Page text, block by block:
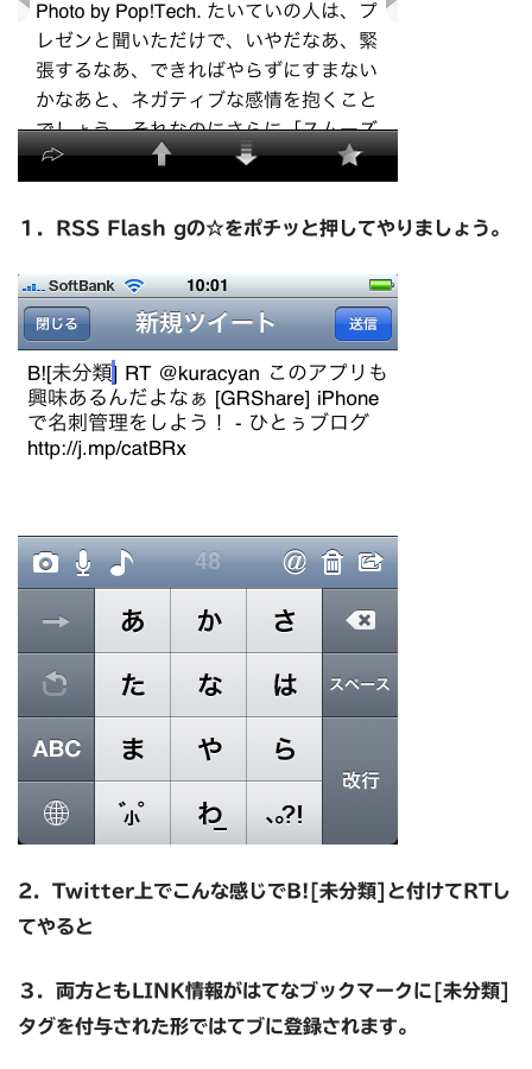
１．RSS Flash gの☆をポチッと押してやりましょう。
2．Twitter上でこんな感じでB![未分類]と付けてRTし
てやると
３．両方ともLINK情報がはてなブックマークに[未分類]
タグを付与された形ではてブに登録されます。